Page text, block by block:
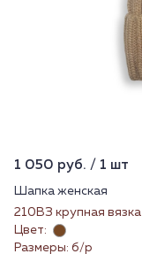
1 050 руб. / 1 шт
Шапка женская
210ВЗ крупная вязка
Цвет:
Размеры: б/р